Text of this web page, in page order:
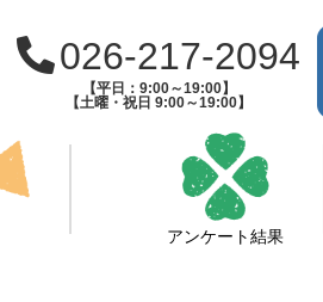
026-217-2094
【平日：9:00～19:00】
【土曜・祝日 9:00～19:00】
アンケート結果